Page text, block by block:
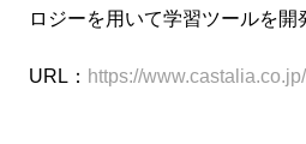
ロジーを用いて学習ツールを開
URL： https://www.castalia.co.jp/